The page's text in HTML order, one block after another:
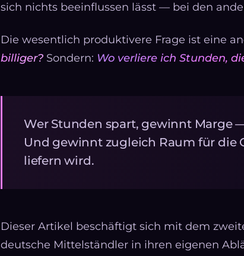
sich nichts beeinflussen lässt — bei den
Die wesentlich produktivere Frage ist eine
billiger? Sondern: Wo verliere ich Stunden,
Wer Stunden spart, gewinnt Marge
Und gewinnt zugleich Raum für die
liefern wird.
Dieser Artikel beschäftigt sich mit dem
deutsche Mittelständler in ihren eigenen